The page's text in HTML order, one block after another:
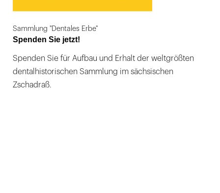
Sammlung "Dentales Erbe"
Spenden Sie jetzt!
Spenden Sie für Aufbau und Erhalt der weltgrößten
dentalhistorischen Sammlung im sächsischen
Zschadraß.